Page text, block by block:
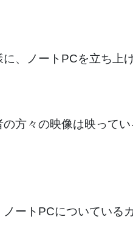
、ノートPCを立ち上
方々の映像は映って
ートPCについている